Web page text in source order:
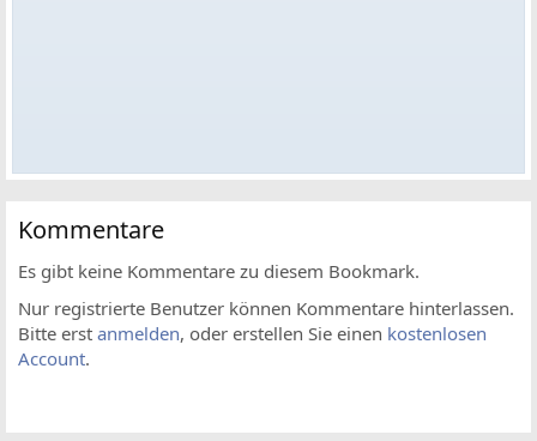
Kommentare
Es gibt keine Kommentare zu diesem Bookmark.
Nur registrierte Benutzer können Kommentare hinterlassen.
Bitte erst anmelden, oder erstellen Sie einen kostenlosen
Account.